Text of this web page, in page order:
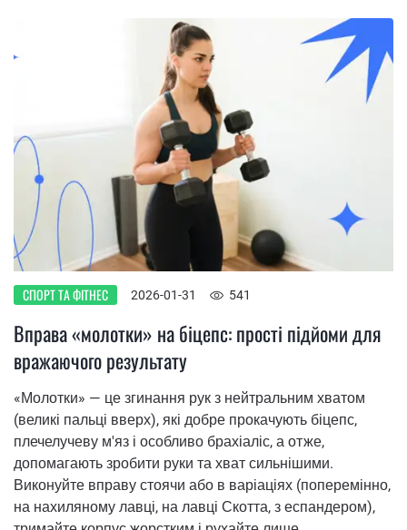
СПОРТ ТА ФІТНЕС 2026-01-31 541
Вправа «молотки» на біцепс: прості підйоми для
вражаючого результату
«Молотки» — це згинання рук з нейтральним хватом
(великі пальці вверх), які добре прокачують біцепс,
плечелучеву м'яз і особливо брахіаліс, а отже,
допомагають зробити руки та хват сильнішими.
Виконуйте вправу стоячи або в варіаціях (поперемінно,
на нахиляному лавці, на лавці Скотта, з еспандером),